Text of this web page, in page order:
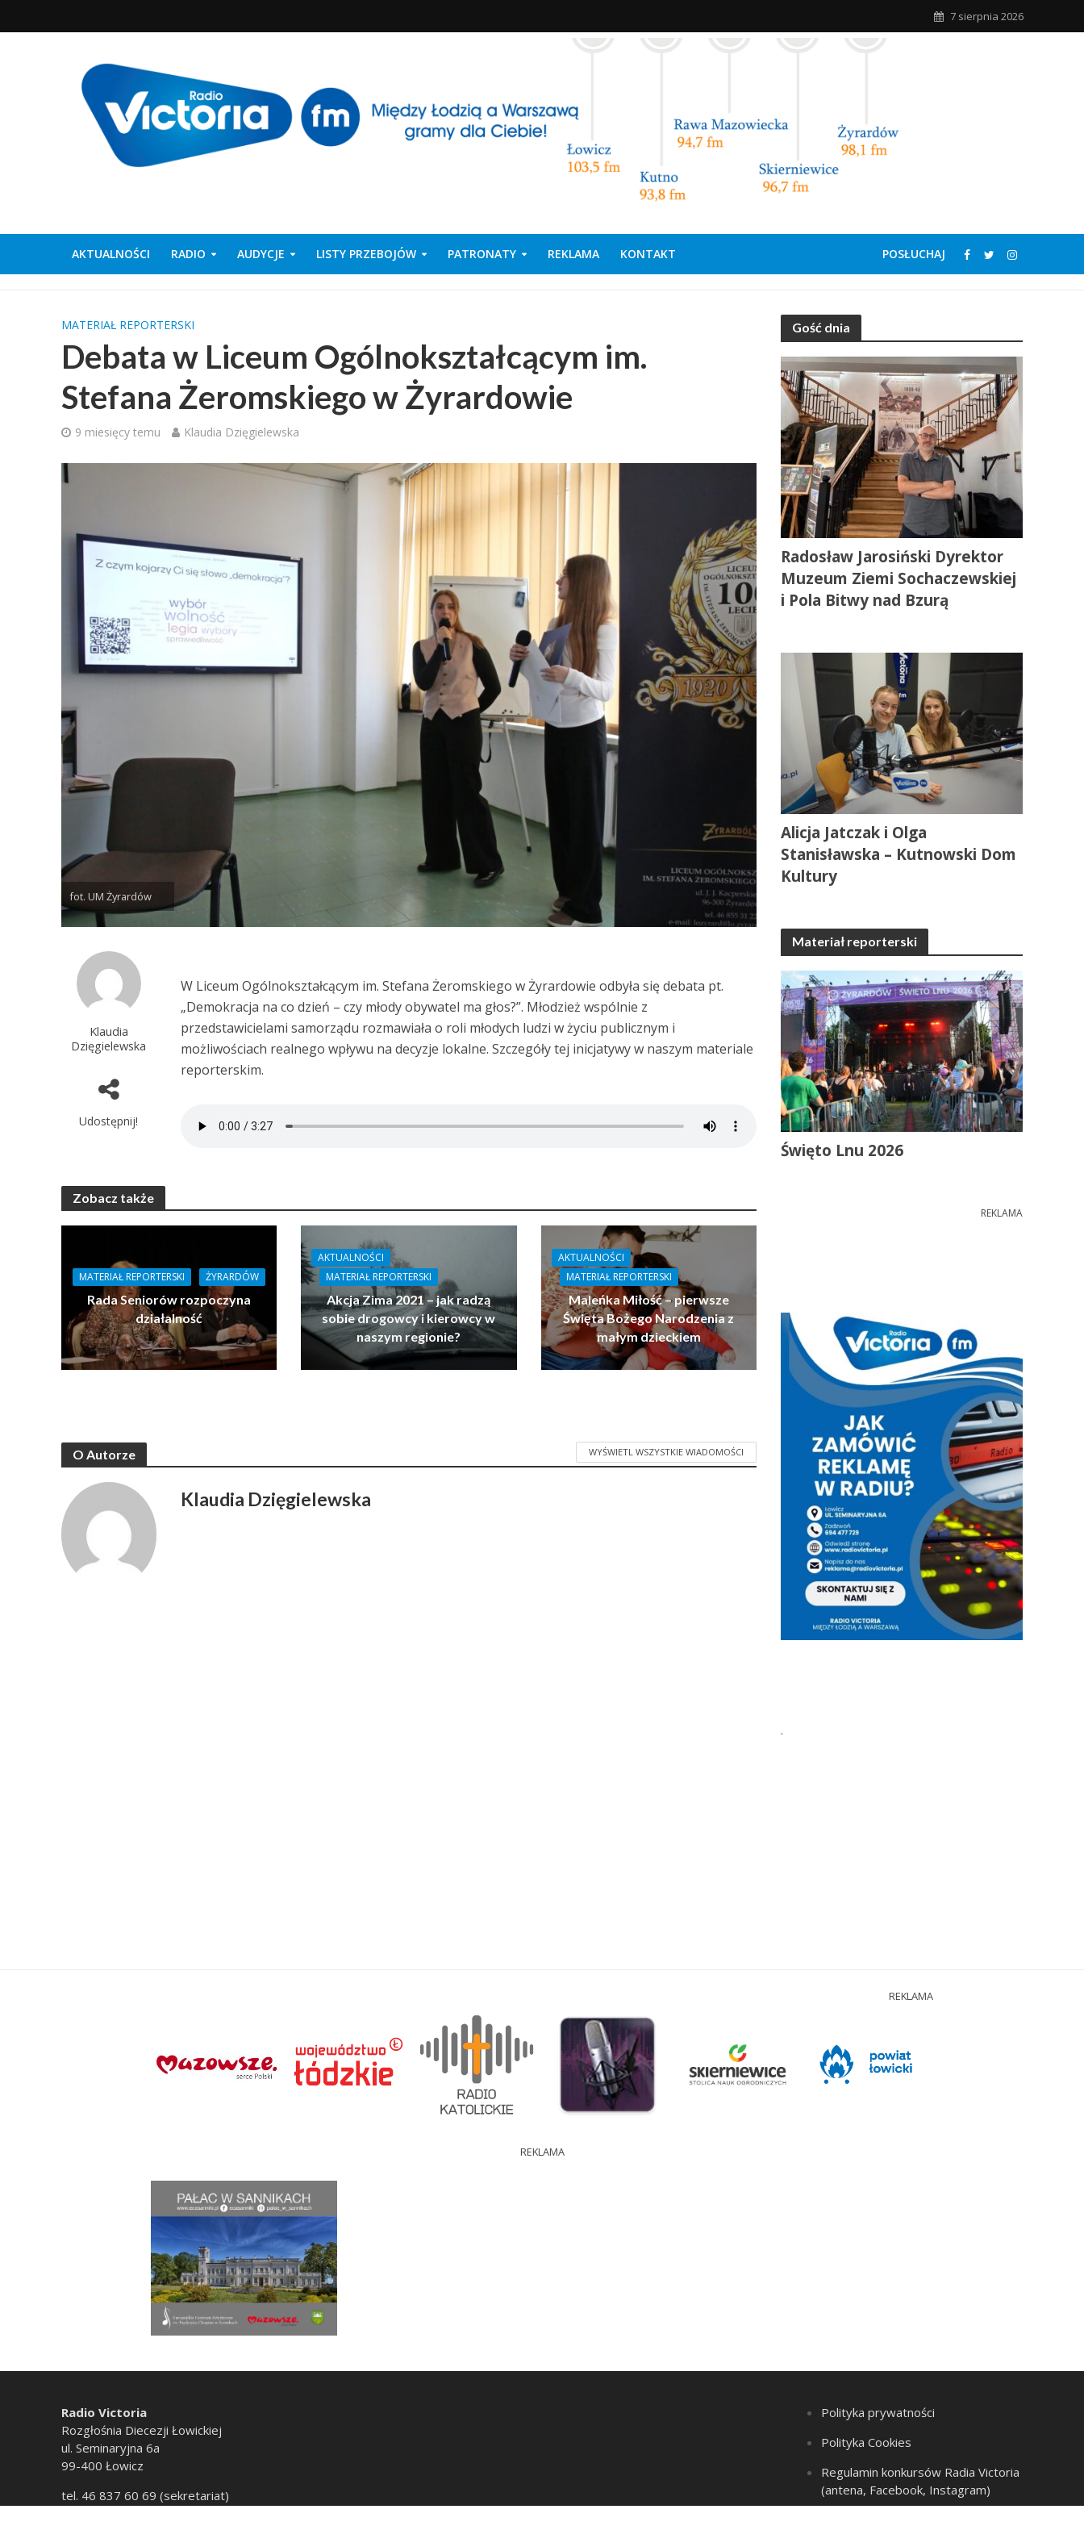
7 sierpnia 2026
AKTUALNOŚCI RADIO AUDYCJE LISTY PRZEBOJÓW PATRONATY REKLAMA KONTAKT POSŁUCHAJ
MATERIAŁ REPORTERSKI
Debata w Liceum Ogólnokształcącym im.
Stefana Żeromskiego w Żyrardowie
9 miesięcy temu Klaudia Dzięgielewska
fot. UM Żyrardów
Klaudia
Dzięgielewska
Udostępnij!
W Liceum Ogólnokształcącym im. Stefana Żeromskiego w Żyrardowie odbyła się debata pt.
„Demokracja na co dzień – czy młody obywatel ma głos?”. Młodzież wspólnie z
przedstawicielami samorządu rozmawiała o roli młodych ludzi w życiu publicznym i
możliwościach realnego wpływu na decyzje lokalne. Szczegóły tej inicjatywy w naszym materiale
reporterskim.
Zobacz także
MATERIAŁ REPORTERSKI ŻYRARDÓW
Rada Seniorów rozpoczyna
działalność
AKTUALNOŚCI
MATERIAŁ REPORTERSKI
Akcja Zima 2021 – jak radzą
sobie drogowcy i kierowcy w
naszym regionie?
AKTUALNOŚCI
MATERIAŁ REPORTERSKI
Maleńka Miłość – pierwsze
Święta Bożego Narodzenia z
małym dzieckiem
O Autorze WYŚWIETL WSZYSTKIE WIADOMOŚCI
Klaudia Dzięgielewska
Gość dnia
Radosław Jarosiński Dyrektor
Muzeum Ziemi Sochaczewskiej
i Pola Bitwy nad Bzurą
Alicja Jatczak i Olga
Stanisławska – Kutnowski Dom
Kultury
Materiał reporterski
Święto Lnu 2026
REKLAMA
.
REKLAMA
REKLAMA
Radio Victoria
Rozgłośnia Diecezji Łowickiej
ul. Seminaryjna 6a
99-400 Łowicz
tel. 46 837 60 69 (sekretariat)
Polityka prywatności
Polityka Cookies
Regulamin konkursów Radia Victoria
(antena, Facebook, Instagram)